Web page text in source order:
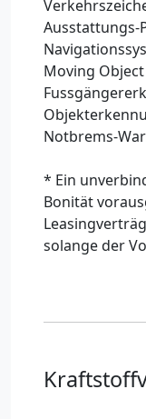
Ausstattungs-
Moving
Notbrems-
* Ein
Bonität
solange der